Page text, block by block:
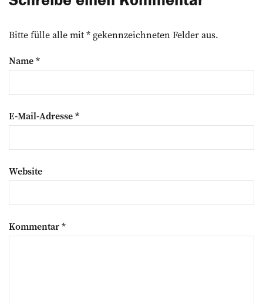
Bitte fülle alle mit * gekennzeichneten Felder aus.
Name*
E-Mail-Adresse*
Website
Kommentar*